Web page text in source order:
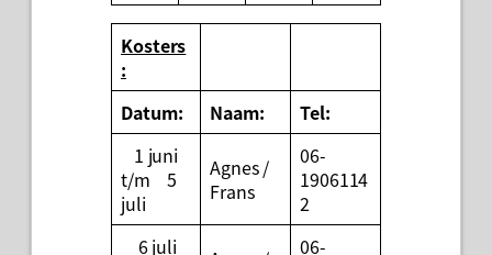
Kosters
:
Datum:
Naam:
Tel:
1 juni
t/m 5
juli
Agnes /
Frans
06-
1906114
2
6 juli
06-